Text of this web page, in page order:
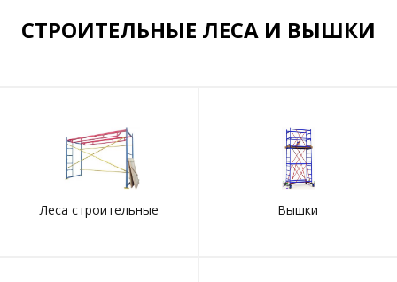
СТРОИТЕЛЬНЫЕ ЛЕСА И ВЫШКИ
Леса строительные Вышки